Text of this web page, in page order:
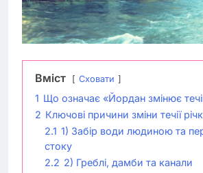
Вміст Сховати
1 Що означає «Йордан змінює
2 Ключові причини зміни течії
2.1 1) Забір води людиною та
стоку
2.2 2) Греблі, дамби та канали